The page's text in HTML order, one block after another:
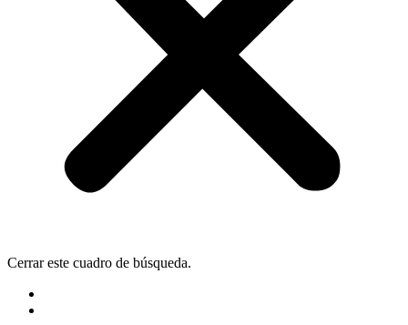
Cerrar este cuadro de búsqueda.